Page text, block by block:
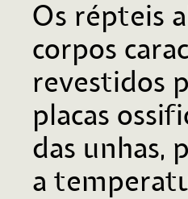
Os répteis
corpos
revestidos
placas
das unhas,
a